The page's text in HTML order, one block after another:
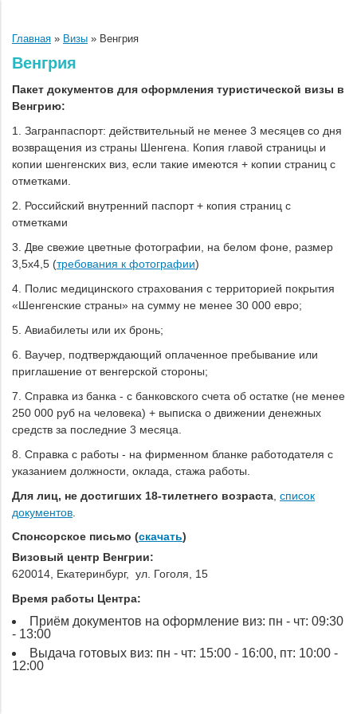
Главная » Визы » Венгрия
Венгрия
Пакет документов для оформления туристической визы в
Венгрию:
1. Загранпаспорт: действительный не менее 3 месяцев со дня
возвращения из страны Шенгена. Копия главой страницы и
копии шенгенских виз, если такие имеются + копии страниц с
отметками.
2. Российский внутренний паспорт + копия страниц с
отметками
3. Две свежие цветные фотографии, на белом фоне, размер
3,5х4,5 (требования к фотографии)
4. Полис медицинского страхования с территорией покрытия
«Шенгенские страны» на сумму не менее 30 000 евро;
5. Авиабилеты или их бронь;
6. Ваучер, подтверждающий оплаченное пребывание или
приглашение от венгерской стороны;
7. Справка из банка - с банковского счета об остатке (не менее
250 000 руб на человека) + выписка о движении денежных
средств за последние 3 месяца.
8. Справка с работы - на фирменном бланке работодателя с
указанием должности, оклада, стажа работы.
Для лиц, не достигших 18-тилетнего возраста список
документов
Спонсорское письмо (скачать)
Визовый центр Венгрии:
620014, Екатеринбург, ул. Гоголя, 15
Время работы Центра:
Приём документов на оформление виз: пн - чт: 09:30
- 13:00
Выдача готовых виз: пн - чт: 15:00 - 16:00, пт: 10:00 -
12:00